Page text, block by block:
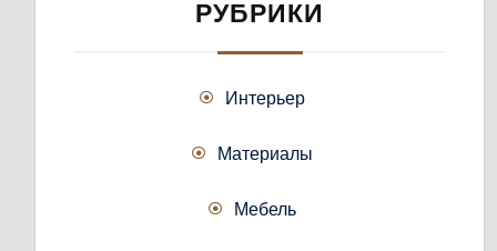
РУБРИКИ
Интерьер
Материалы
Мебель